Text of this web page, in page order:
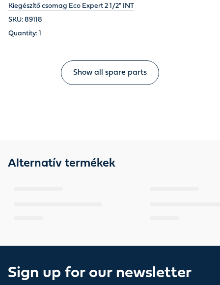
Kiegészítő csomag Eco Expert 2 1/2" INT
89118
1
Show all spare parts
Alternatív termékek
Sign up for our newsletter